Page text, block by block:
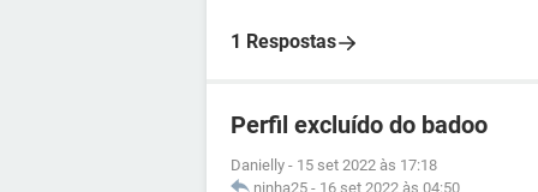
1 Respostas
Perfil excluído do badoo
Danielly - 15 set 2022 às 17:18
ninha25 - 16 set 2022 às 04:50